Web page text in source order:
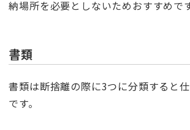
納場所を必要としないためおすすめです
書類
書類は断捨離の際に3つに分類すると
です。